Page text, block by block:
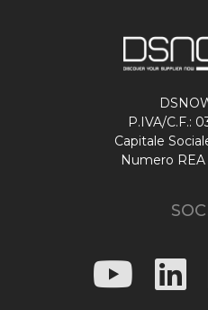
P.IVA/C.F.:
Capitale
Numero REA